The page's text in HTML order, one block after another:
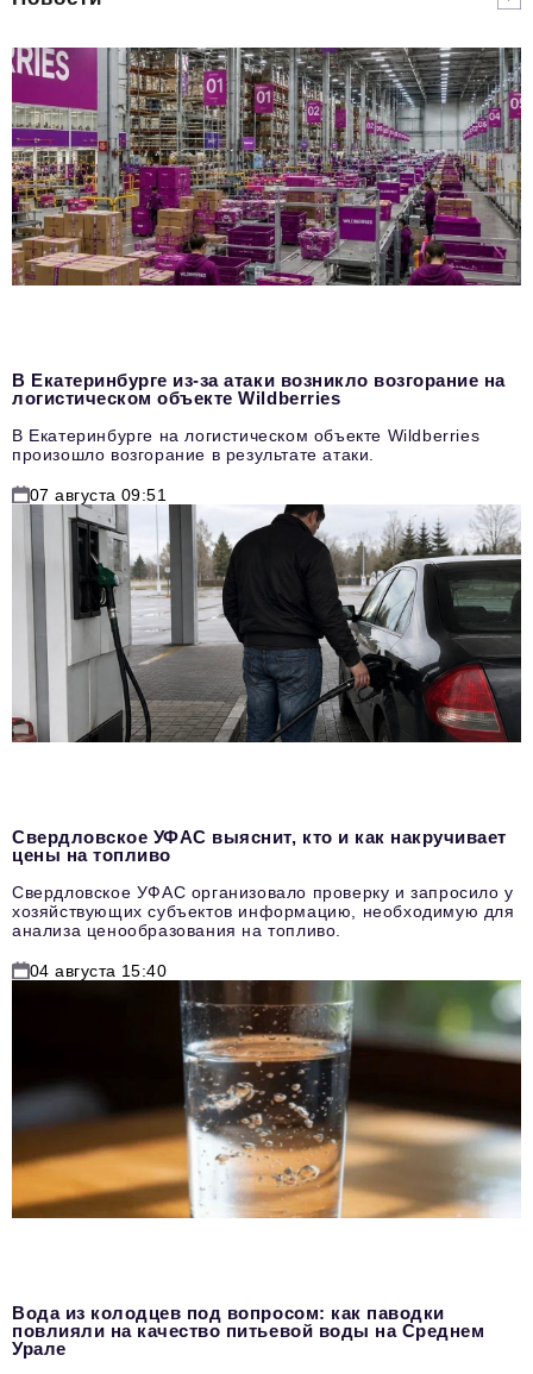
В Екатеринбурге из-за атаки возникло возгорание на
логистическом объекте Wildberries
В Екатеринбурге на логистическом объекте Wildberries
произошло возгорание в результате атаки.
07 августа 09:51
Свердловское УФАС выяснит, кто и как накручивает
цены на топливо
Свердловское УФАС организовало проверку и запросило у
хозяйствующих субъектов информацию, необходимую для
анализа ценообразования на топливо.
04 августа 15:40
Вода из колодцев под вопросом: как паводки
повлияли на качество питьевой воды на Среднем
Урале